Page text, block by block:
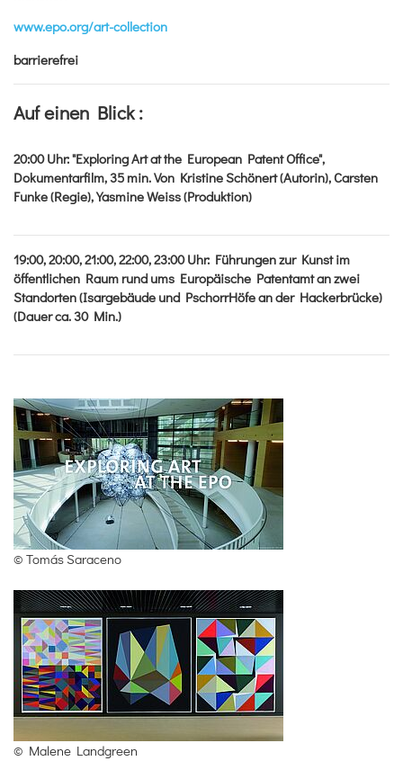
www.epo.org/art-collection
barrierefrei
Auf einen Blick :
20:00Uhr:"Exploring Art at the European Patent Office",
Dokumentarfilm, 35 min. Von Kristine Schönert (Autorin), Carsten
Funke (Regie), Yasmine Weiss (Produktion)
19:00, 20:00, 21:00, 22:00, 23:00Uhr: Führungen zur Kunst im
öffentlichen Raum rund ums Europäische Patentamt an zwei
Standorten (Isargebäude und PschorrHöfe an der Hackerbrücke)
(Dauer ca. 30 Min.)
© Tomás Saraceno
© Malene Landgreen